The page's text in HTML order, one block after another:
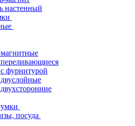
настенный
фурнитурой
посуда